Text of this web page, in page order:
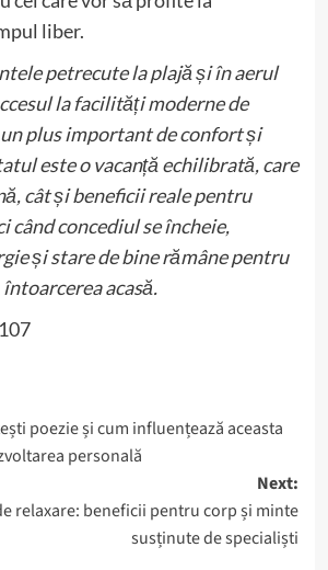
liber.
petrecute la plajă și în aerul
la facilități moderne de
plus important de confort și
este o vacanță echilibrată, care
cât și beneficii reale pentru
când concediul se încheie,
și stare de bine rămâne pentru
acasă.
107
poezie și cum influențează aceasta
personală
Next:
relaxare: beneficii pentru corp și minte
susținute de specialiști